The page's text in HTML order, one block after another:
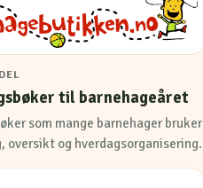
til barnehageåret
som mange barnehager bruker
oversikt og hverdagsorganisering.